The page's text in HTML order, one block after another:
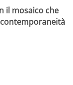
il mosaico che